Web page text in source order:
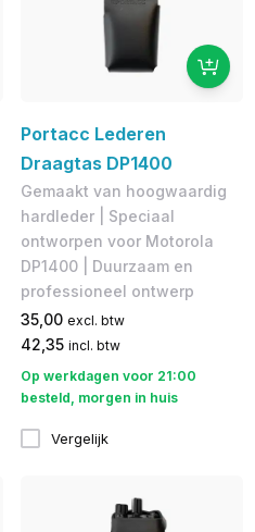
Portacc Lederen
Draagtas DP1400
Gemaakt van hoogwaardig
hardleder | Speciaal
ontworpen voor Motorola
DP1400 | Duurzaam en
professioneel ontwerp
35,00 excl. btw
42,35 incl. btw
Op werkdagen voor 21:00
besteld, morgen in huis
Vergelijk